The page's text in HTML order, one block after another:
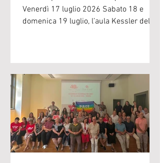
Venerdì 17 luglio 2026 Sabato 18 e
domenica 19 luglio, l’aula Kessler del
Penisola si uniranno al Consiglio
Direttivo Nazionale e ai responsabili dei
diversi progetti in un momento dal forte
valore simbolico. L’Assemblea si svolge
infatti a quasi due mesi dalla
scomparsa di Carlo P